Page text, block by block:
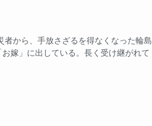
から、手放さざるを得なくなった輪島
嫁」に出している。長く受け継がれて